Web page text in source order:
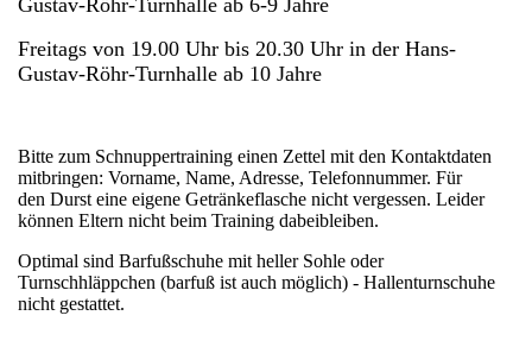
Gustav-Röhr-Turnhalle ab 6-9 Jahre
Freitags von 19.00 Uhr bis 20.30 Uhr in der Hans-
Gustav-Röhr-Turnhalle ab 10 Jahre
Bitte zum Schnuppertraining einen Zettel mit den Kontaktdaten
mitbringen: Vorname, Name, Adresse, Telefonnummer. Für
den Durst eine eigene Getränkeflasche nicht vergessen. Leider
können Eltern nicht beim Training dabeibleiben.
Optimal sind Barfußschuhe mit heller Sohle oder
Turnschhläppchen (barfuß ist auch möglich) - Hallenturnschuhe
nicht gestattet.